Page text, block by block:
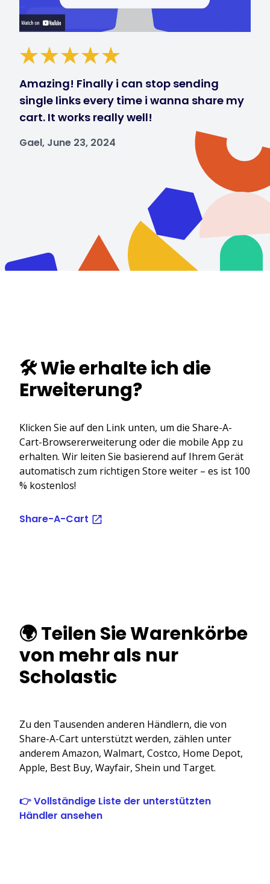
Amazing! Finally i can stop sending
single links every time i wanna share my
cart. It works really well!
Gael, June 23, 2024
🛠️ Wie erhalte ich die
Erweiterung?
Klicken Sie auf den Link unten, um die Share-A-
Cart-Browsererweiterung oder die mobile App zu
erhalten. Wir leiten Sie basierend auf Ihrem Gerät
automatisch zum richtigen Store weiter – es ist 100
% kostenlos!
Share-A-Cart
🌍 Teilen Sie Warenkörbe
von mehr als nur
Scholastic
Zu den Tausenden anderen Händlern, die von
Share-A-Cart unterstützt werden, zählen unter
anderem Amazon, Walmart, Costco, Home Depot,
Apple, Best Buy, Wayfair, Shein und Target.
👉 Vollständige Liste der unterstützten
Händler ansehen